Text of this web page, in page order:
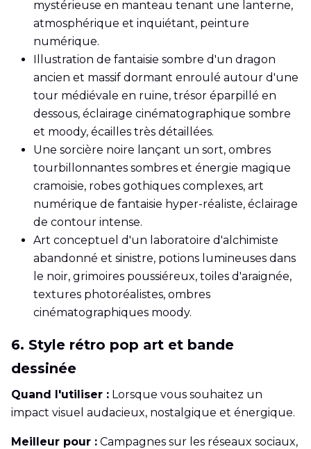
mystérieuse en manteau tenant une lanterne,
atmosphérique et inquiétant, peinture
numérique.
Illustration de fantaisie sombre d'un dragon
ancien et massif dormant enroulé autour d'une
tour médiévale en ruine, trésor éparpillé en
dessous, éclairage cinématographique sombre
et moody, écailles très détaillées.
Une sorcière noire lançant un sort, ombres
tourbillonnantes sombres et énergie magique
cramoisie, robes gothiques complexes, art
numérique de fantaisie hyper-réaliste, éclairage
de contour intense.
Art conceptuel d'un laboratoire d'alchimiste
abandonné et sinistre, potions lumineuses dans
le noir, grimoires poussiéreux, toiles d'araignée,
textures photoréalistes, ombres
cinématographiques moody.
6. Style rétro pop art et bande
dessinée
Quand l'utiliser : Lorsque vous souhaitez un
impact visuel audacieux, nostalgique et énergique.
Meilleur pour : Campagnes sur les réseaux sociaux,